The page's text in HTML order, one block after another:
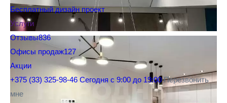
Бесплатный дизайн проект
Услуги
Отзывы836
Офисы продаж127
Акции
+375 (33) 325-98-46 Сегодня с 9:00 до 19:00Перезвонить
мне